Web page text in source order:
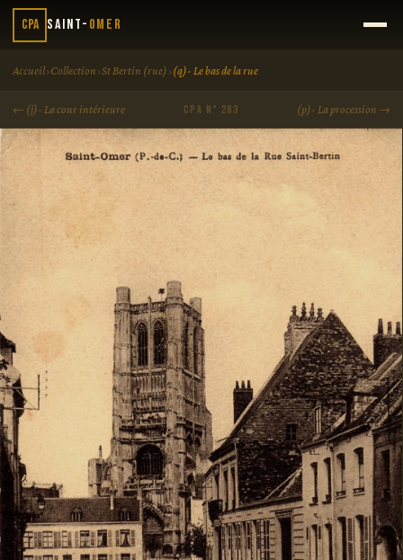
CPA Saint- Omer
Accueil›Collection ›St Bertin (rue) ›(q)- Le bas de la rue
← (j)- La cour intérieure CPA N° 283 (p)- La procession →